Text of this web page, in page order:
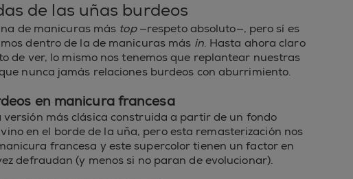
de las uñas burdeos
de manicuras más top—respeto absoluto—, pero sí es
dentro de la de manicuras más in. Hasta ahora claro
de ver, lo mismo nos tenemos que replantear nuestras
nunca jamás relaciones burdeos con aburrimiento.
en manicura francesa
más clásica construida a partir de un fondo
en el borde de la uña, pero esta remasterización nos
francesa y este supercolor tienen un factor en
defraudan (y menos si no paran de evolucionar).